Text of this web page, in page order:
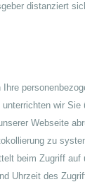
distanziert
Ihre
wir
Webseite
zu
beim Zugriff
Uhrzeit des